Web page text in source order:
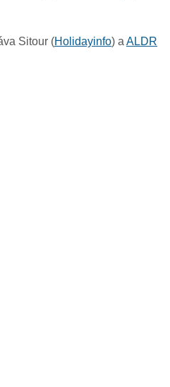
Sitour (Holidayinfo) aALDR